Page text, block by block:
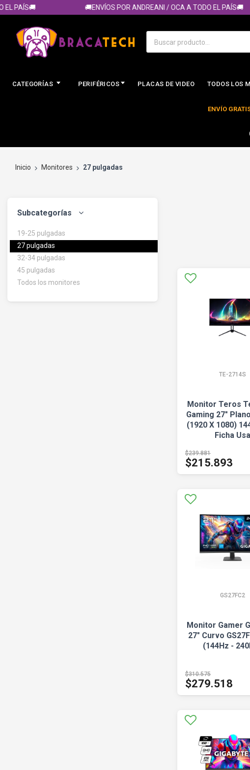
🚚ENVÍOS POR ANDREANI / OCA A TODO EL PAÍS🚚
CATEGORÍAS PERIFÉRICOS PLACAS DE VIDEO TODOS LOS
ENVÍO
Inicio Monitores 27 pulgadas
Subcategorías
19-25 pulgadas
27 pulgadas
32-34 pulgadas
45 pulgadas
Todos los monitores
TE-2714S
Monitor Teros
Gaming 27"
(1920 X 1080)
Ficha Usa
$239.881
$215.893
GS27FC2
Monitor Gamer
27" Curvo
(144Hz -
$310.575
$279.518